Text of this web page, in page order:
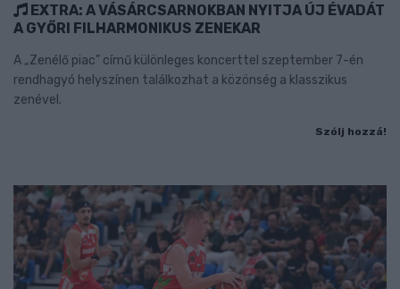
EXTRA: A VÁSÁRCSARNOKBAN NYITJA ÚJ ÉVADÁT
A GYŐRI FILHARMONIKUS ZENEKAR
A „Zenélő piac” című különleges koncerttel szeptember 7-én
rendhagyó helyszínen találkozhat a közönség a klasszikus
zenével.
Szólj hozzá!